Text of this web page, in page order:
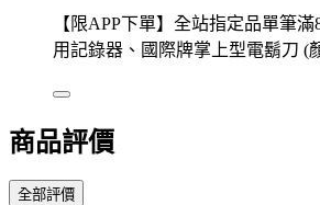
【限APP下單】全站指定品單筆
用記錄器、國際牌掌上型電鬍刀 (
商品評價
全部評價